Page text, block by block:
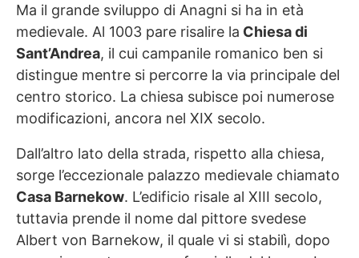
Ma il grande sviluppo di Anagni si ha in età
medievale. Al 1003 pare risalire la Chiesa di
Sant’Andrea, il cui campanile romanico ben si
distingue mentre si percorre la via principale del
centro storico. La chiesa subisce poi numerose
modificazioni, ancora nel XIX secolo.
Dall’altro lato della strada, rispetto alla chiesa,
sorge l’eccezionale palazzo medievale chiamato
Casa Barnekow. L’edificio risale al XIII secolo,
tuttavia prende il nome dal pittore svedese
Albert von Barnekow, il quale vi si stabilì, dopo